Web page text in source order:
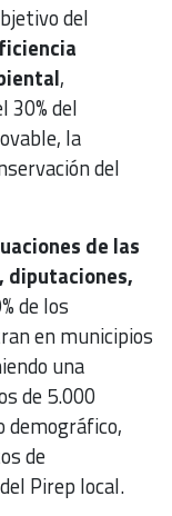
del
,
30% del
la
del
de las
diputaciones,
de los
en municipios
una
de 5.000
demográfico,
de
Pirep local.